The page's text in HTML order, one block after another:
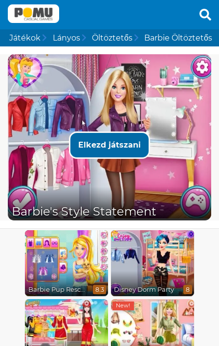
Játékok Lányos Öltöztetős Barbie Öltöztetős
Elkezd játszani
Barbie's Style Statement
Barbie Pup Rescue 8.3 Disney Dorm Party 8